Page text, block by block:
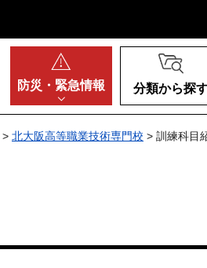
防災・ 緊急情報 分類から探
> 北大阪高等職業技術専門校 > 訓練科目